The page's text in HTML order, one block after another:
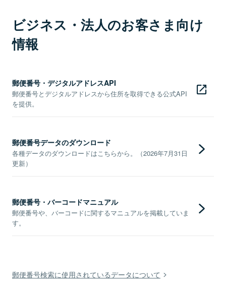
ビジネス・法人のお客さま向け
情報
郵便番号・デジタルアドレスAPI
郵便番号とデジタルアドレスから住所を取得できる公式API
を提供。
郵便番号データのダウンロード
各種データのダウンロードはこちらから。（2026年7月31日
更新）
郵便番号・バーコードマニュアル
郵便番号や、バーコードに関するマニュアルを掲載していま
す。
郵便番号検索に使用されているデータについて